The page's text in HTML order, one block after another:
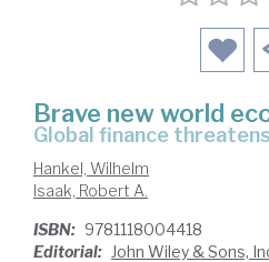
Brave new world
global finance
Hankel, Wilhelm
Isaak, Robert A.
ISBN: 9781118004418
Editorial: John Wiley & Sons,